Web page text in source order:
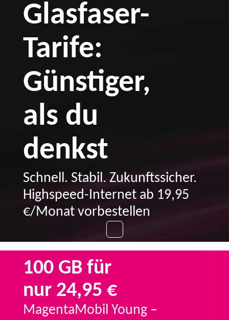
Glasfaser-
Tarife:
Günstiger,
als du
denkst
Schnell. Stabil. Zukunftssicher.
Highspeed-Internet ab 19,95
€/Monat vorbestellen
100 GB für
nur 24,95 €
MagentaMobil Young –